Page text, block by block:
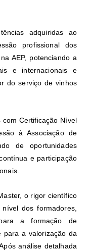
adquiridas ao
profissional dos
AEP, potenciando a
e internacionais e
do serviço de vinhos
Certificação Nível
à Associação de
de oportunidades
e participação
o rigor científico
dos formadores,
a formação de
para a valorização da
análise detalhada